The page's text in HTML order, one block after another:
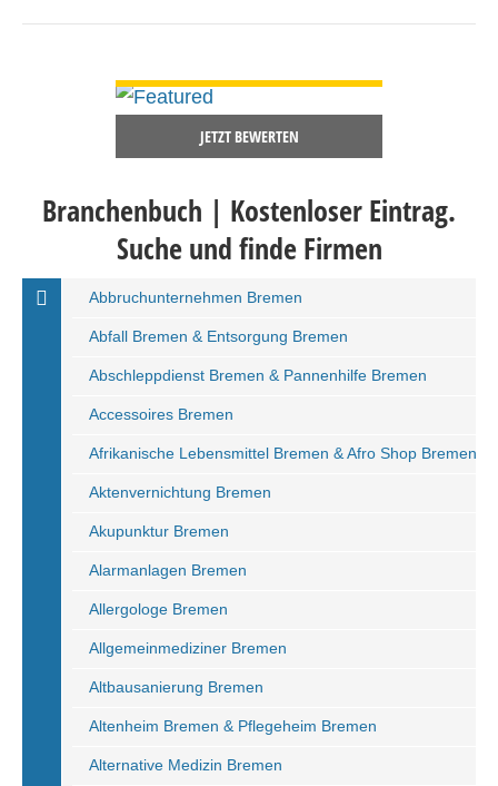
JETZT BEWERTEN
Branchenbuch | Kostenloser Eintrag.
Suche und finde Firmen
Abbruchunternehmen Bremen
Abfall Bremen & Entsorgung Bremen
Abschleppdienst Bremen & Pannenhilfe Bremen
Accessoires Bremen
Afrikanische Lebensmittel Bremen & Afro Shop Bremen
Aktenvernichtung Bremen
Akupunktur Bremen
Alarmanlagen Bremen
Allergologe Bremen
Allgemeinmediziner Bremen
Altbausanierung Bremen
Altenheim Bremen & Pflegeheim Bremen
Alternative Medizin Bremen